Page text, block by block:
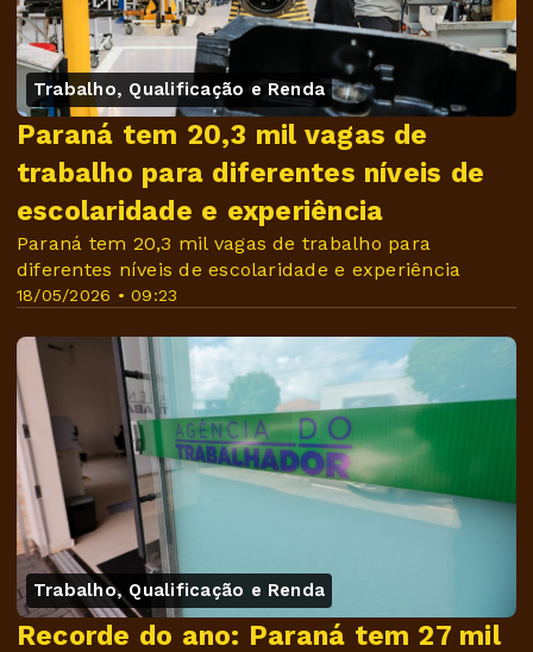
Trabalho, Qualificação e Renda
18/05/2026 • 09:23
Paraná tem 20,3 mil vagas de
trabalho para diferentes níveis de
escolaridade e experiência
Paraná tem 20,3 mil vagas de trabalho para
diferentes níveis de escolaridade e experiência
Trabalho, Qualificação e Renda
Recorde do ano: Paraná tem 27 mil